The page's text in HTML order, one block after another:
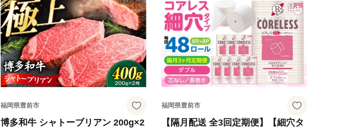
福岡県豊前市
博多和牛 シャトーブリアン 200g×2
福岡県豊前市
【隔月配送 全3回定期便】【細穴タ